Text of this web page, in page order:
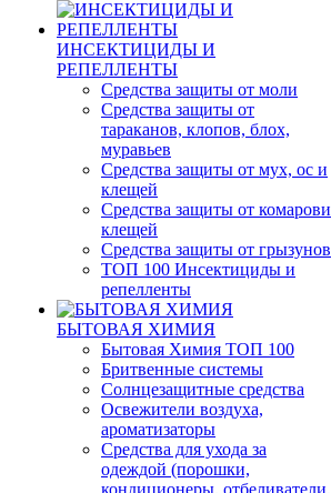
ИНСЕКТИЦИДЫ И
РЕПЕЛЛЕНТЫ
Средства защиты от моли
Средства защиты от
тараканов, клопов, блох,
муравьев
Средства защиты от мух, ос и
клещей
Средства защиты от комарови
клещей
Средства защиты от грызунов
ТОП 100 Инсектициды и
репелленты
БЫТОВАЯ ХИМИЯ
Бытовая Химия ТОП 100
Бритвенные системы
Солнцезащитные средства
Освежители воздуха,
ароматизаторы
Средства для ухода за
одеждой (порошки,
кондиционеры, отбеливатели,